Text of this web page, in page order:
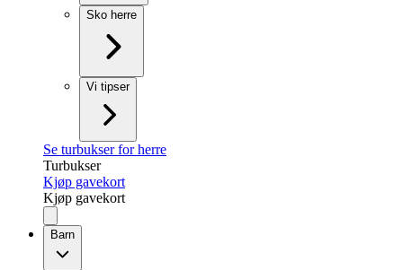
Sko herre
Vi tipser
Se turbukser for herre
Turbukser
Kjøp gavekort
Kjøp gavekort
Barn